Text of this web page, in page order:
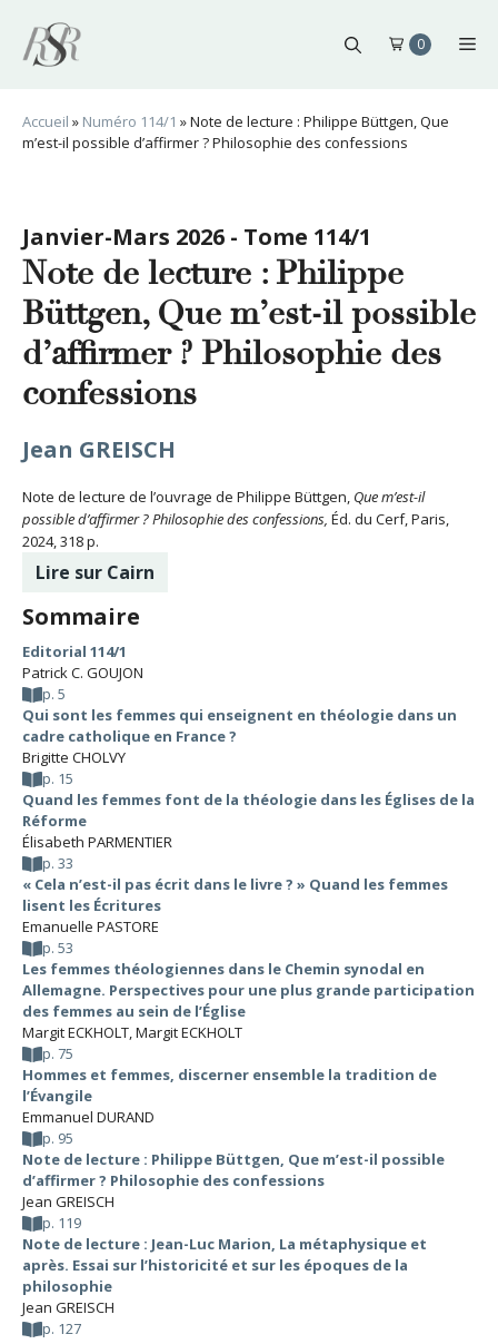
contenu
0
Accueil » Numéro 114/1 »Note de lecture : Philippe Büttgen, Que
m’est-il possible d’affirmer ? Philosophie des confessions
Janvier-Mars 2026 - Tome 114/1
Note de lecture : Philippe
Büttgen, Que m’est-il possible
d’affirmer ? Philosophie des
confessions
Jean GREISCH
Note de lecture de l’ouvrage de Philippe Büttgen, Que m’est-il
possible d’affirmer ? Philosophie des confessions, Éd. du Cerf, Paris,
2024, 318 p.
Lire sur Cairn
Sommaire
Editorial 114/1
Patrick C. GOUJON
p. 5
Qui sont les femmes qui enseignent en théologie dans un
cadre catholique en France ?
Brigitte CHOLVY
p. 15
Quand les femmes font de la théologie dans les Églises de la
Réforme
Élisabeth PARMENTIER
p. 33
« Cela n’est-il pas écrit dans le livre ? » Quand les femmes
lisent les Écritures
Emanuelle PASTORE
p. 53
Les femmes théologiennes dans le Chemin synodal en
Allemagne. Perspectives pour une plus grande participation
des femmes au sein de l’Église
Margit ECKHOLT,Margit ECKHOLT
p. 75
Hommes et femmes, discerner ensemble la tradition de
l’Évangile
Emmanuel DURAND
p. 95
Note de lecture : Philippe Büttgen, Que m’est-il possible
d’affirmer ? Philosophie des confessions
Jean GREISCH
p. 119
Note de lecture : Jean-Luc Marion, La métaphysique et
après. Essai sur l’historicité et sur les époques de la
philosophie
Jean GREISCH
p. 127